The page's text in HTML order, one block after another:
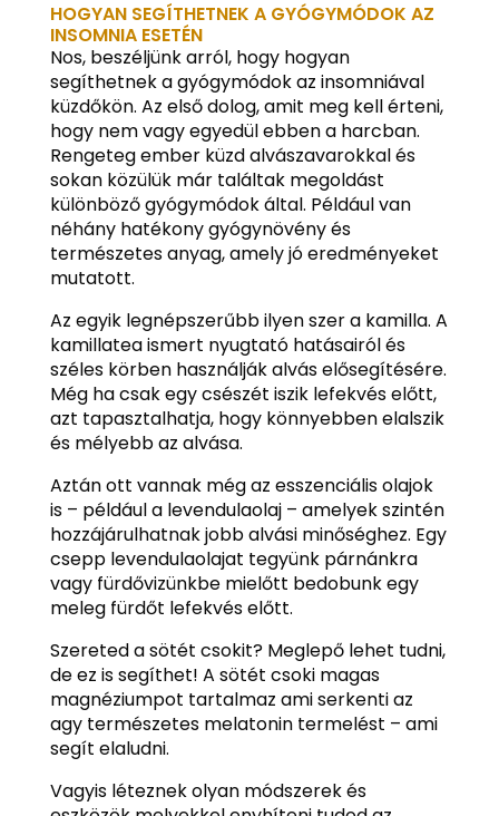
HOGYAN SEGÍTHETNEK A GYÓGYMÓDOK AZ
INSOMNIA ESETÉN
Nos, beszéljünk arról, hogy hogyan
segíthetnek a gyógymódok az insomniával
küzdőkön. Az első dolog, amit meg kell érteni,
hogy nem vagy egyedül ebben a harcban.
Rengeteg ember küzd alvászavarokkal és
sokan közülük már találtak megoldást
különböző gyógymódok által. Például van
néhány hatékony gyógynövény és
természetes anyag, amely jó eredményeket
mutatott.
Az egyik legnépszerűbb ilyen szer a kamilla. A
kamillatea ismert nyugtató hatásairól és
széles körben használják alvás elősegítésére.
Még ha csak egy csészét iszik lefekvés előtt,
azt tapasztalhatja, hogy könnyebben elalszik
és mélyebb az alvása.
Aztán ott vannak még az esszenciális olajok
is – például a levendulaolaj – amelyek szintén
hozzájárulhatnak jobb alvási minőséghez. Egy
csepp levendulaolajat tegyünk párnánkra
vagy fürdővizünkbe mielőtt bedobunk egy
meleg fürdőt lefekvés előtt.
Szereted a sötét csokit? Meglepő lehet tudni,
de ez is segíthet! A sötét csoki magas
magnéziumpot tartalmaz ami serkenti az
agy természetes melatonin termelést – ami
segít elaludni.
Vagyis léteznek olyan módszerek és